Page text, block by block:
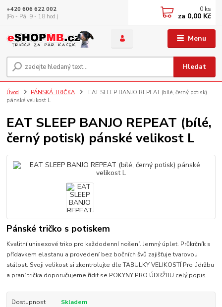
Menu
Hledat
+420 606 622 002
(Po - Pá, 9 - 18 hod.)
0 ks
za 0,00 Kč
Úvod PÁNSKÁ TRIČKA
EAT SLEEP BANJO REPEAT (bílé, černý potisk)
pánské velikost L
EAT SLEEP BANJO REPEAT (bílé,
černý potisk) pánské velikost L
Pánské tričko s potiskem
Kvalitní unisexové triko pro každodenní nošení. Jemný úplet. Průkrčník s
přídavkem elastanu a provedení bez bočních švů zajišťuje tvarovou
stálost. Svoji velikost si zkontrolujte dle TABULKY VELIKOSTÍ Pro údržbu
a praní trička doporučujeme řídit se POKYNY PRO ÚDRŽBU celý popis
Dostupnost
Skladem